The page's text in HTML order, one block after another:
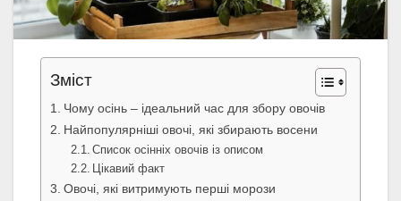
Зміст
Чому осінь – ідеальний час для збору овочів
Найпопулярніші овочі, які збирають восени
Список осінніх овочів із описом
Цікавий факт
Овочі, які витримують перші морози